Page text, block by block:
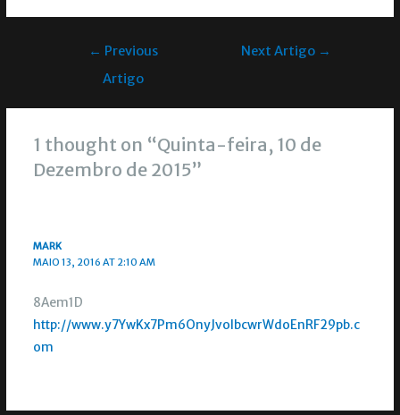
← Previous
Artigo
Next Artigo →
1 thought on “Quinta-feira, 10 de
Dezembro de 2015”
MARK
MAIO 13, 2016 AT 2:10 AM
8Aem1D
http://www.y7YwKx7Pm6OnyJvolbcwrWdoEnRF29pb.c
om